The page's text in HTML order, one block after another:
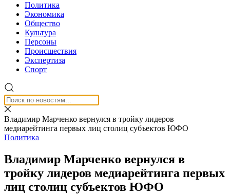
Политика
Экономика
Общество
Культура
Персоны
Происшествия
Экспертиза
Спорт
Владимир Марченко вернулся в тройку лидеров
медиарейтинга первых лиц столиц субъектов ЮФО
Политика
Владимир Марченко вернулся в
тройку лидеров медиарейтинга первых
лиц столиц субъектов ЮФО